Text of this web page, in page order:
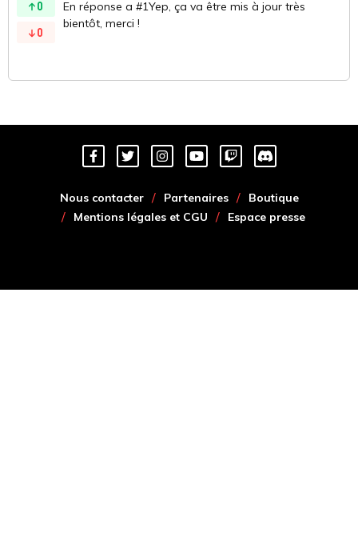
0
0
En réponse a #1Yep, ça va être mis à jour très
bientôt, merci !
Nous contacter Partenaires
Boutique
Mentions légales et CGU
Espace presse